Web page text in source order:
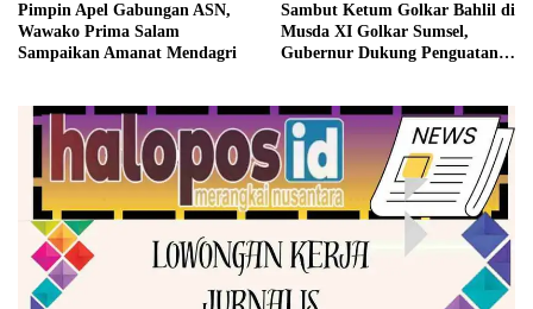
Pimpin Apel Gabungan ASN,
Wawako Prima Salam
Sampaikan Amanat Mendagri
Sambut Ketum Golkar Bahlil di
Musda XI Golkar Sumsel,
Gubernur Dukung Penguatan